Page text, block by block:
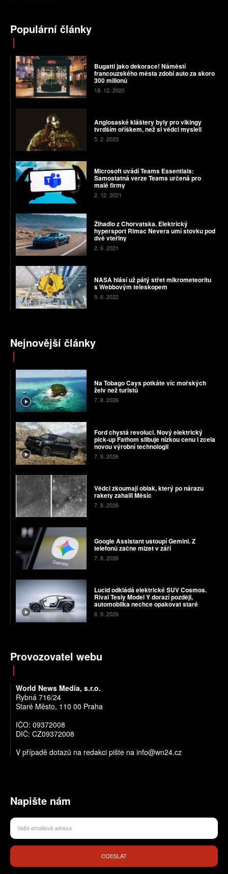
Populární články
Bugatti jako dekorace! Náměstí
francouzského města zdobí auto za skoro
300 milionů
18. 12. 2020
Anglosaské kláštery byly pro vikingy
tvrdším oříškem, než si vědci mysleli
5. 2. 2023
Microsoft uvádí Teams Essentials:
Samostatná verze Teams určená pro
malé firmy
2. 12. 2021
Žihadlo z Chorvatska. Elektrický
hypersport Rimac Nevera umí stovku pod
dvě vteřiny
2. 6. 2021
NASA hlásí už pátý střet mikrometeoritu
s Webbovým teleskopem
9. 6. 2022
Nejnovější články
Na Tobago Cays potkáte víc mořských
želv než turistů
7. 8. 2026
Ford chystá revoluci. Nový elektrický
pick-up Fathom slibuje nízkou cenu i zcela
novou výrobní technologii
7. 8. 2026
Vědci zkoumají oblak, který po nárazu
rakety zahalil Měsíc
7. 8. 2026
Google Assistant ustoupí Gemini. Z
telefonů začne mizet v září
7. 8. 2026
Lucid odkládá elektrické SUV Cosmos.
Rival Tesly Model Y dorazí později,
automobilka nechce opakovat staré
chyby
6. 8. 2026
Provozovatel webu
World News Media, s.r.o.
Rybná 716/24
Staré Město, 110 00 Praha
IČO: 09372008
DIČ: CZ09372008
V případě dotazů na redakci pište na info@wn24.cz
Napište nám
ODESLAT